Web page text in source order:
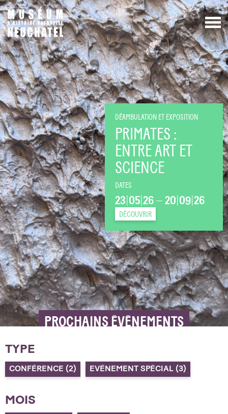
DÉAMBULATION ET EXPOSITION
PRIMATES :
ENTRE ART ET
SCIENCE
DATES
23|05|26—20|09|26
DÉCOUVRIR
PROCHAINS ÉVÉNEMENTS
TYPE
CONFÉRENCE (2) EVÉNEMENT SPÉCIAL (3)
MOIS